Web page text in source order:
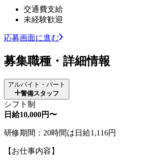
交通費支給
未経験歓迎
応募画面に進む
募集職種・詳細情報
アルバイト・パート
警備スタッフ
シフト制
日給10,000円〜
研修期間：20時間は日給1,116円
【お仕事内容】